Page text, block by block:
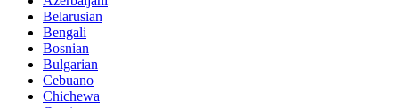
Belarusian
Bengali
Bosnian
Bulgarian
Cebuano
Chichewa